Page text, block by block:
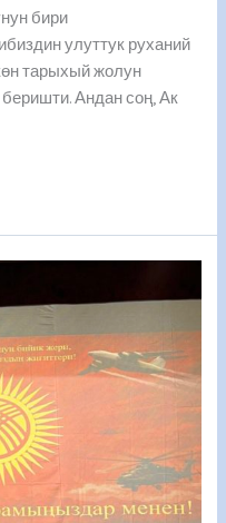
бири
улуттук руханий
тарыхый жолун
Андан соң, Ак